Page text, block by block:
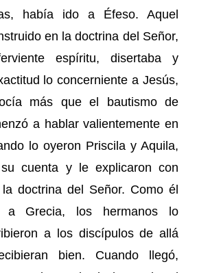
había ido a Éfeso. Aquel
en la doctrina del Señor,
espíritu, disertaba y
lo concerniente a Jesús,
más que el bautismo de
a hablar valientemente en
lo oyeron Priscila y Aquila,
cuenta y le explicaron con
doctrina del Señor. Como él
a Grecia, los hermanos lo
a los discípulos de allá
bien. Cuando llegó,